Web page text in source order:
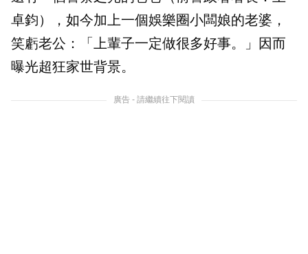
卓鈞），如今加上一個娛樂圈小闆娘的老婆，
笑虧老公：「上輩子一定做很多好事。」因而
曝光超狂家世背景。
廣告 - 請繼續往下閱讀